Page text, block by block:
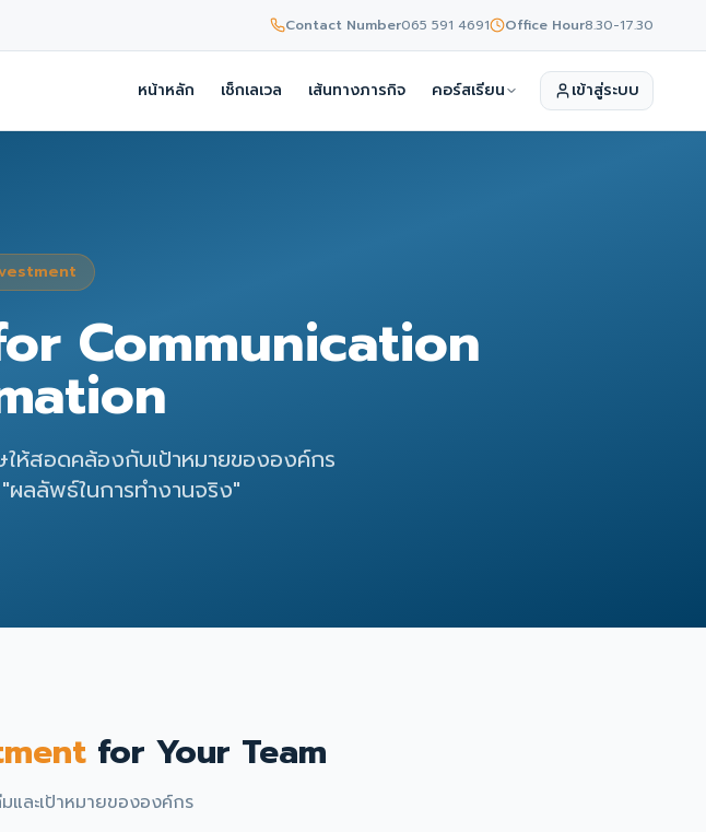
Contact Number065 591 4691 Office Hour8.30-17.30
หน้าหลัก เช็กเลเวล เส้นทางภารกิจ คอร์สเรียน เข้าสู่ระบบ
Communication
สอดคล้องกับเป้าหมายขององค์กร
ผลลัพธ์ในการทำงานจริง"
for Your Team
และเป้าหมายขององค์กร